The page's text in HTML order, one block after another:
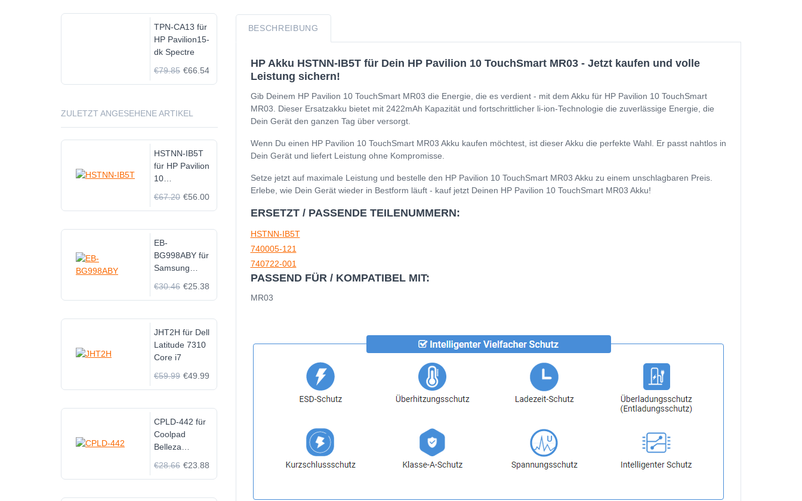
BESCHREIBUNG
HP Akku HSTNN-IB5T für Dein HP Pavilion 10 TouchSmart MR03 - Jetzt kaufen und volle
Leistung sichern!
Gib Deinem HP Pavilion 10 TouchSmart MR03 die Energie, die es verdient - mit dem Akku für HP Pavilion 10 TouchSmart
MR03. Dieser Ersatzakku bietet mit 2422mAh Kapazität und fortschrittlicher li-ion-Technologie die zuverlässige Energie, die
Dein Gerät den ganzen Tag über versorgt.
Wenn Du einen HP Pavilion 10 TouchSmart MR03 Akku kaufen möchtest, ist dieser Akku die perfekte Wahl. Er passt nahtlos in
Dein Gerät und liefert Leistung ohne Kompromisse.
Setze jetzt auf maximale Leistung und bestelle den HP Pavilion 10 TouchSmart MR03 Akku zu einem unschlagbaren Preis.
Erlebe, wie Dein Gerät wieder in Bestform läuft - kauf jetzt Deinen HP Pavilion 10 TouchSmart MR03 Akku!
ERSETZT / PASSENDE TEILENUMMERN:
HSTNN-IB5T
740005-121
740722-001
PASSEND FÜR / KOMPATIBEL MIT:
MR03
TPN-CA13 für
HP Pavilion15-
dk Spectre
€79.85 €66.54
ZULETZT ANGESEHENE ARTIKEL
HSTNN-IB5T
für HP Pavilion
10
€67.20 €56.00
EB-
BG998ABY für
Samsung
€30.46 €25.38
JHT2H für Dell
Latitude 7310
Core i7
€59.99 €49.99
CPLD-442 für
Coolpad
Belleza
€28.66 €23.88